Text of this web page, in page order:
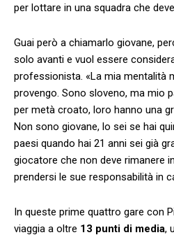
per lottare in una squadra che
Guai però a chiamarlo giovane,
solo avanti e vuol essere
professionista. «La mia mentalità
provengo. Sono sloveno, ma mio
per metà croato, loro hanno una
Non sono giovane, lo sei se hai
paesi quando hai 21 anni sei già
giocatore che non deve rimanere
prendersi le sue responsabilità in
In queste prime quattro gare con
viaggia a oltre 13 punti di media,